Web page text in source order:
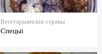
Вегетарыянскія стравы
Спецыі